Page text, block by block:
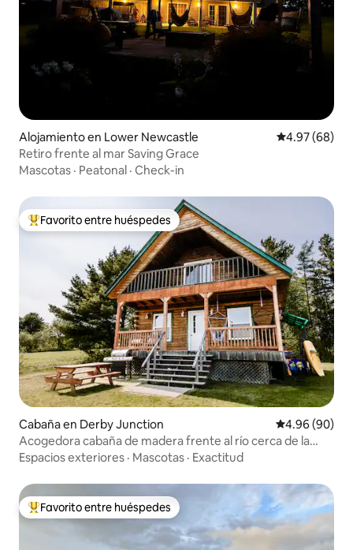
Alojamiento en Lower Newcastle Calificación
4.97 (68)
Retiro frente al mar Saving Grace
Mascotas · Peatonal · Check-in
Favorito entre huéspedes preferido
Favorito entre huéspedes
Cabaña en Derby Junction Calificación
4.96 (90)
Acogedora cabaña de madera frente al río cerca de la
ciudad
Espacios exteriores · Mascotas · Exactitud
Favorito entre huéspedes preferido
Favorito entre huéspedes